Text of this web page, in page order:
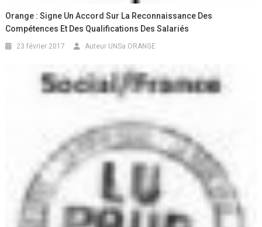
Orange : Signe Un Accord Sur La Reconnaissance Des
Compétences Et Des Qualifications Des Salariés
23 février 2017 Auteur UNSa ORANGE